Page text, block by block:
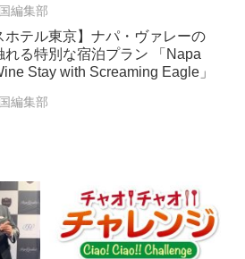
編集部
ホテル東京】ナパ・ヴァレーの
れる特別な宿泊プラン 「Napa
Stay with Screaming Eagle」
編集部